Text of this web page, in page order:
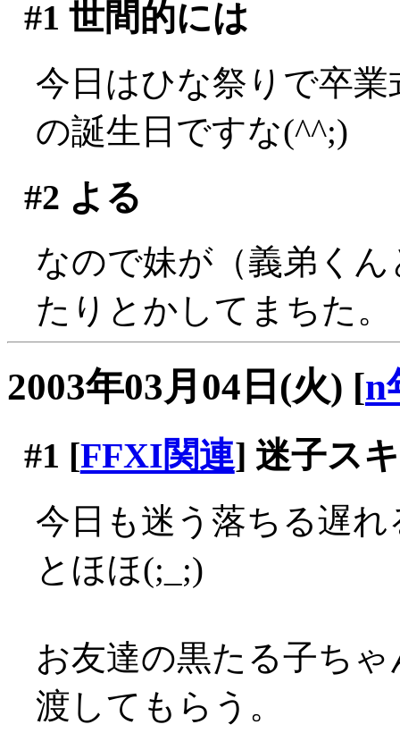
#1 世間的には
今日はひな祭りで卒
の誕生日ですな(^^;)
#2 よる
なので妹が（義弟く
たりとかしてまちた。
2003年03月04日(火) [n
#1 [FFXI関連] 迷子ス
今日も迷う落ちる遅
とほほ(;_;)
お友達の黒たる子ち
渡してもらう。